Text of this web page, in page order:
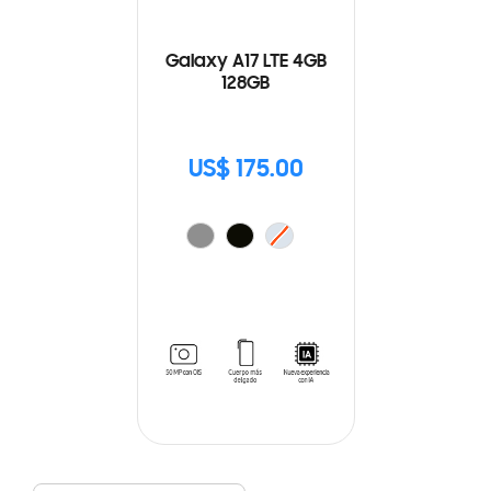
Galaxy A17 LTE 4GB
128GB
US$ 175.00